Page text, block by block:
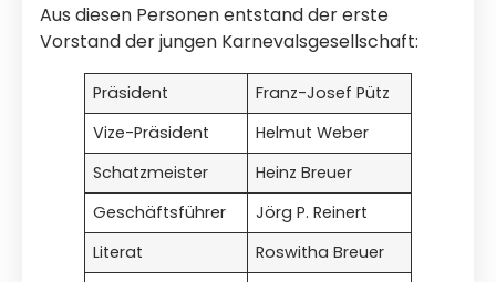
Aus diesen Personen entstand der erste
Vorstand der jungen Karnevalsgesellschaft:
Präsident
Franz-Josef Pütz
Vize-Präsident
Helmut Weber
Schatzmeister
Heinz Breuer
Geschäftsführer
Jörg P. Reinert
Literat
Roswitha Breuer